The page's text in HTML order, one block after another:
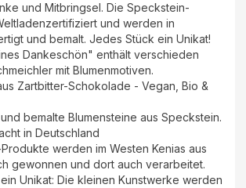
und Mitbringsel. Die Speckstein-
und werden in
und bemalt. Jedes Stück ein Unikat!
Dankeschön" enthält verschieden
mit Blumenmotiven.
Zartbitter-Schokolade - Vegan, Bio &
bemalte Blumensteine aus Speckstein.
in Deutschland
werden im Westen Kenias aus
gewonnen und dort auch verarbeitet.
Unikat: Die kleinen Kunstwerke werden